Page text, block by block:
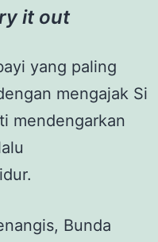
it out
yang paling
mengajak Si
mendengarkan
Bunda